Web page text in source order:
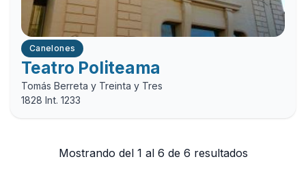
Canelones
Teatro Politeama
Tomás Berreta y Treinta y Tres
1828 Int. 1233
Mostrando del 1 al 6 de 6 resultados